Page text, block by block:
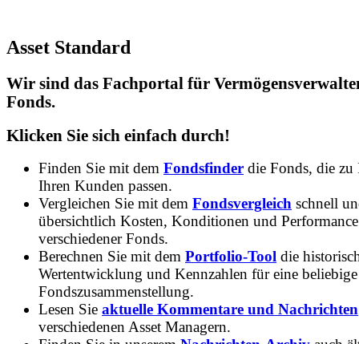
Asset Standard
Wir sind das Fachportal für
Fonds.
Klicken Sie sich einfach durch!
Finden Sie mit dem Fondsfinder die Fonds, die zu
Ihren Kunden passen.
Vergleichen Sie mit dem Fondsvergleich schnell
übersichtlich Kosten, Konditionen und Performance
verschiedener Fonds.
Berechnen Sie mit dem Portfolio-Tool die
Wertentwicklung und Kennzahlen für eine beliebige
Fondszusammenstellung.
Lesen Sie aktuelle Kommentare und Nachrichten
verschiedenen Asset Managern.